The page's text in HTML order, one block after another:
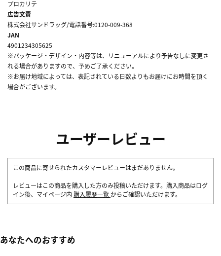
プロカリテ
広告文責
株式会社サンドラッグ/電話番号:0120-009-368
JAN
4901234305625
※パッケージ・デザイン・内容等は、リニューアルにより予告なしに変更さ
れる場合がありますので、予めご了承ください。
※お届け地域によっては、表記されている日数よりもお届けにお時間を頂く
場合がございます。
ユーザーレビュー
この商品に寄せられたカスタマーレビューはまだありません。
レビューはこの商品を購入した方のみ投稿いただけます。購入商品はログ
イン後、マイページ内 購入履歴一覧 からご確認いただけます。
あなたへのおすすめ